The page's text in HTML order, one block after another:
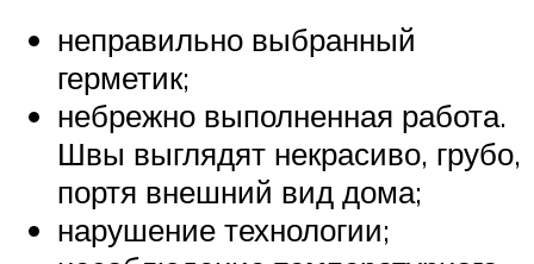
неправильно выбранный
герметик;
небрежно выполненная работа.
Швы выглядят некрасиво, грубо,
портя внешний вид дома;
нарушение технологии;